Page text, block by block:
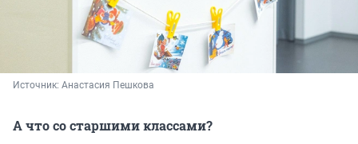
Источник: Анастасия Пешкова
А что со старшими классами?